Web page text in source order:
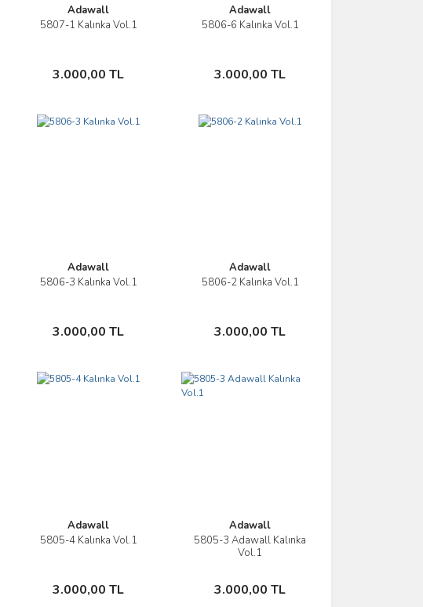
Adawall
5807-1 Kalınka Vol.1
3.000,00 TL
İncele
Sepete Ekle
Adawall
5806-6 Kalınka Vol.1
3.000,00 TL
İncele
Sepete Ekle
Adawall
5806-3 Kalınka Vol.1
3.000,00 TL
İncele
Sepete Ekle
Adawall
5806-2 Kalınka Vol.1
3.000,00 TL
İncele
Sepete Ekle
Adawall
5805-4 Kalınka Vol.1
3.000,00 TL
İncele
Sepete Ekle
Adawall
5805-3 Adawall Kalınka
Vol.1
3.000,00 TL
İncele
Sepete Ekle